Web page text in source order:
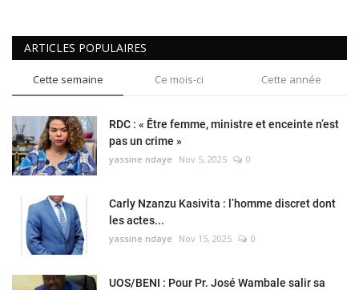
ARTICLES POPULAIRES
Cette semaine Ce mois-ci Cette année
RDC : « Être femme, ministre et enceinte n’est
pas un crime »
yassine ndaye Nov 5, 2025 0
Carly Nzanzu Kasivita : l’homme discret dont
les actes...
yassine ndaye Nov 15, 2025 0
UOS/BENI : Pour Pr. José Wambale salir sa